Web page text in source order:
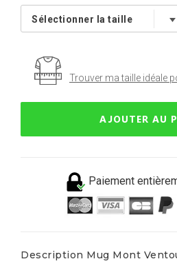
Trouver ma taille idéale
AJOUTER AU
Paiement
Description Mug Mont